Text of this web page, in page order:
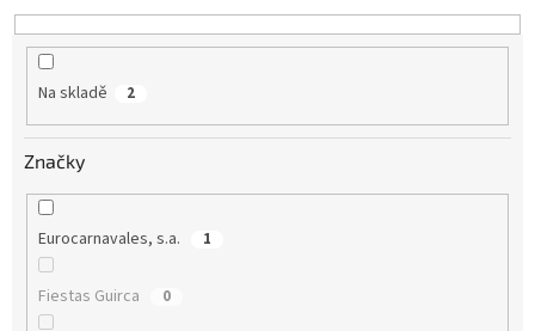
t
ů
Na skladě 2
Značky
Eurocarnavales, s.a. 1
Fiestas Guirca 0